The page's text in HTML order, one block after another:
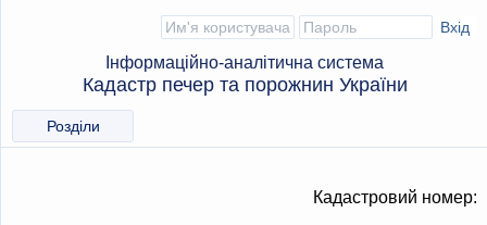
Інформаційно-аналітична система
Кадастр печер та порожнин України
Розділи
Кадастровий номер: